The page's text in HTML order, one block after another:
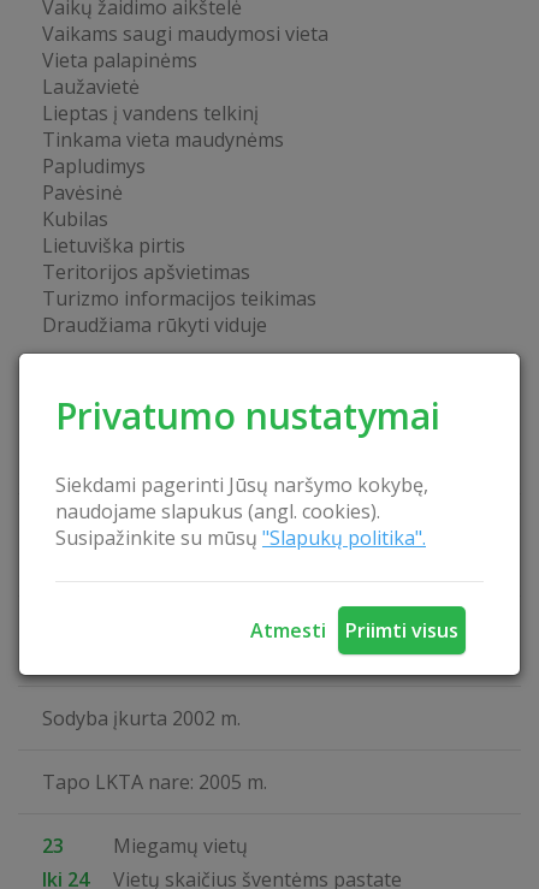
Privatumo nustatymai
Siekdami pagerinti Jūsų naršymo kokybę,
naudojame slapukus (angl. cookies).
Susipažinkite su mūsų "Slapukų politika".
Atmesti Priimti visus
Vaikų žaidimo aikštelė
Vaikams saugi maudymosi vieta
Vieta palapinėms
Laužavietė
Lieptas į vandens telkinį
Tinkama vieta maudynėms
Papludimys
Pavėsinė
Kubilas
Lietuviška pirtis
Teritorijos apšvietimas
Turizmo informacijos teikimas
Draudžiama rūkyti viduje
Rusiškai
Svečiai priimami
Šeimininkai gyvena ne sodyboje, o aplanko pagal
Sodyba įkurta 2002 m.
Tapo LKTA nare: 2005 m.
23
Miegamų vietų
Iki 24
Vietų skaičius šventėms pastate